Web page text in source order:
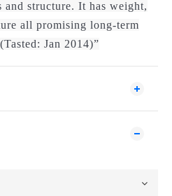
structure. It has weight,
all promising long-term
Jan 2014)”